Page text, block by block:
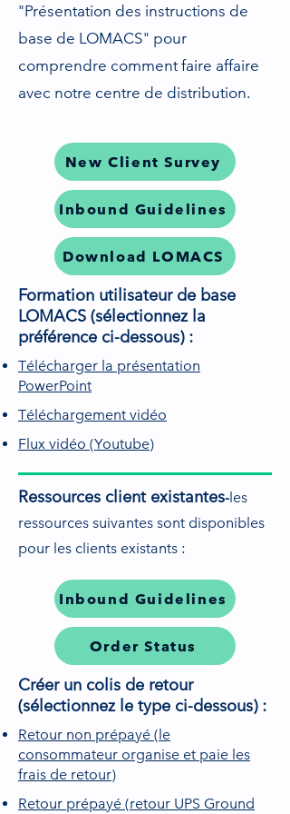
"Présentation des instructions de
base de LOMACS" pour
comprendre comment faire affaire
avec notre centre de distribution.
New Client Survey
Inbound Guidelines
Download LOMACS
Formation utilisateur de base
LOMACS​ (sélectionnez la
préférence ci-dessous) :
Télécharger la présentation
PowerPoint
Téléchargement vidéo
Flux vidéo (Youtube)
Ressources client existantes-les
ressources suivantes sont disponibles
pour les clients existants :
Inbound Guidelines
Order Status
Créer un colis de retour
(sélectionnez le type ci-dessous) :
Retour non prépayé​ (le
consommateur organise et paie les
frais de retour)
Retour prépayé (retour UPS Ground